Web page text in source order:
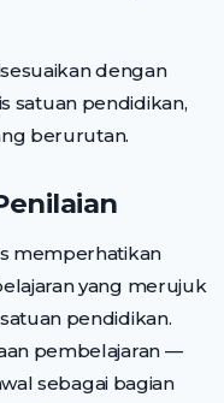
dengan
satuan pendidikan,
berurutan.
memperhatikan
yang merujuk
pendidikan.
pembelajaran —
sebagai bagian